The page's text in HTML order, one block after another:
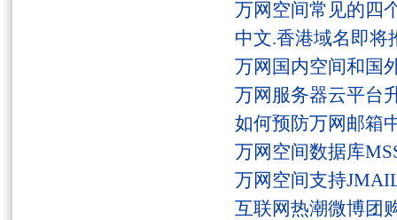
万网空间常见的四
中文.香港域名即将
万网国内空间和国
万网服务器云平台
如何预防万网邮箱
万网空间数据库
万网空间支持
互联网热潮微博团